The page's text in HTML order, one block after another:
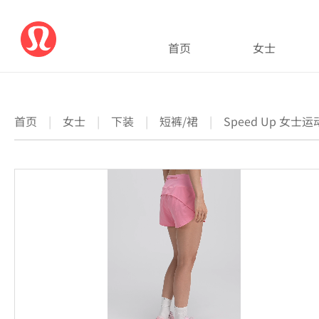
首页 女士
首页 | 女士 | 下装 | 短裤/裙 | Speed Up 女士运